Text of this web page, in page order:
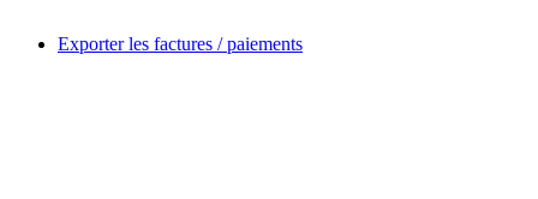
Exporter les factures / paiements